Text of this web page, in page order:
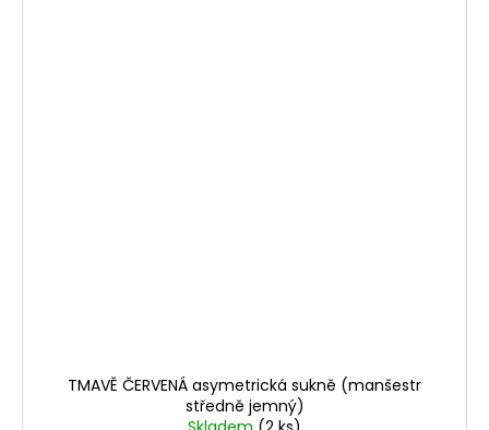
TMAVĚ ČERVENÁ asymetrická sukně (manšestr
středně jemný)